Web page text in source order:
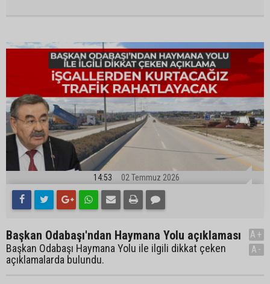
14:53 02 Temmuz 2026
Başkan Odabaşı'ndan Haymana Yolu açıklaması
Başkan Odabaşı Haymana Yolu ile ilgili dikkat çeken
açıklamalarda bulundu.
A+
A-